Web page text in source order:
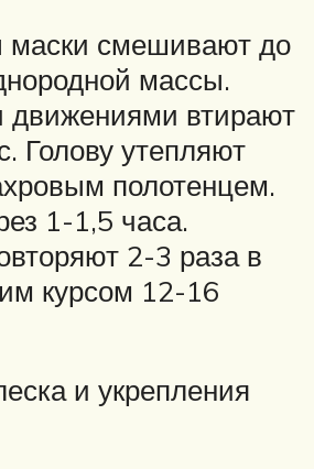
маски смешивают до
массы.
втирают
Голову утепляют
полотенцем.
1-1,5 часа.
2-3 раза в
курсом 12-16
и укрепления